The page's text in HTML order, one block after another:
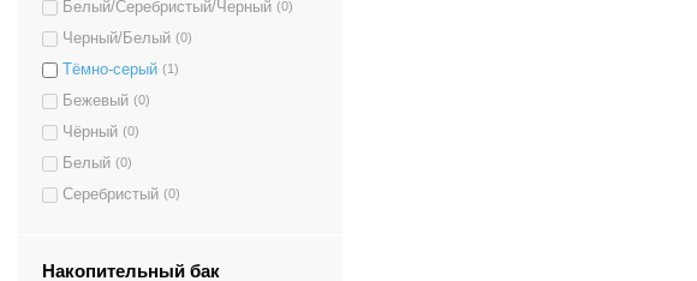
Белый/Серебристый/Черный (0)
Черный/Белый (0)
Тёмно-серый (1)
Бежевый (0)
Чёрный (0)
Белый (0)
Серебристый (0)
Накопительный бак